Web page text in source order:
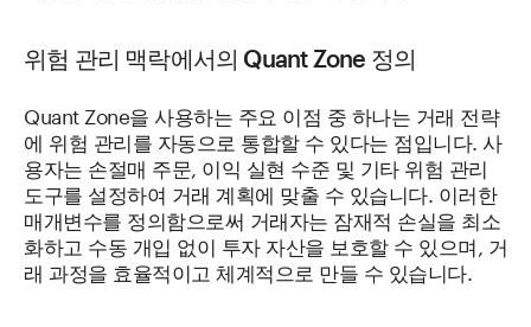
위험 관리 맥락에서의 Quant Zone 정의
Quant Zone을 사용하는 주요 이점 중 하나는 거래 전략
에 위험 관리를 자동으로 통합할 수 있다는 점입니다. 사
용자는 손절매 주문, 이익 실현 수준 및 기타 위험 관리
도구를 설정하여 거래 계획에 맞출 수 있습니다. 이러한
매개변수를 정의함으로써 거래자는 잠재적 손실을 최소
화하고 수동 개입 없이 투자 자산을 보호할 수 있으며, 거
래 과정을 효율적이고 체계적으로 만들 수 있습니다.